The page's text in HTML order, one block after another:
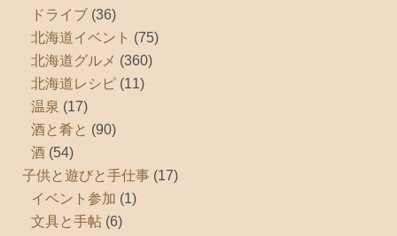
ドライブ (36)
北海道イベント (75)
北海道グルメ (360)
北海道レシピ (11)
温泉 (17)
酒と肴と (90)
酒 (54)
子供と遊びと手仕事 (17)
イベント参加 (1)
文具と手帖 (6)